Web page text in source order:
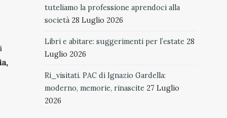
tuteliamo la professione aprendoci alla
società 28 Luglio 2026
Libri e abitare: suggerimenti per l’estate 28
Luglio 2026
Ri_visitati. PAC di Ignazio Gardella:
moderno, memorie, rinascite 27 Luglio
2026